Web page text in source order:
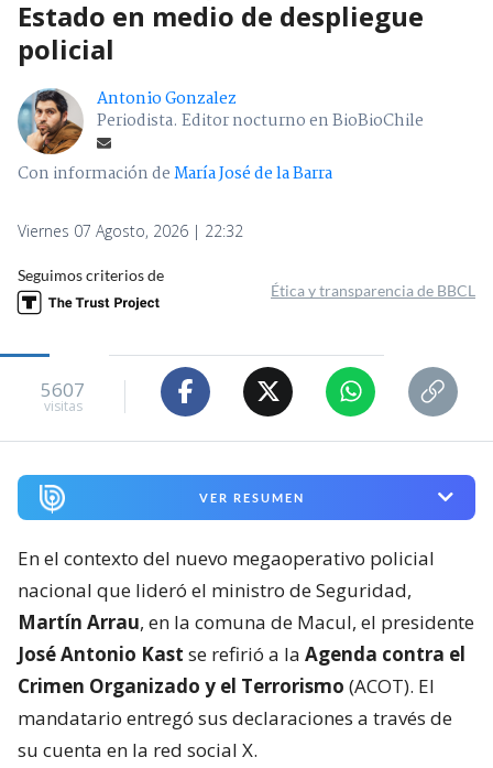
Estado en medio de despliegue
policial
Antonio Gonzalez
Periodista. Editor nocturno en BioBioChile
Con información deMaría José de la Barra
Viernes 07 Agosto, 2026 | 22:32
Seguimos criterios de
Ética y transparencia de BBCL
5607
visitas
VER RESUMEN
En el contexto del nuevo megaoperativo policial
nacional que lideró el ministro de Seguridad,
Martín Arrau, en la comuna de Macul, el presidente
José Antonio Kast se refirió a la Agenda contra el
Crimen Organizado y el Terrorismo (ACOT). El
mandatario entregó sus declaraciones a través de
su cuenta en la red social X.